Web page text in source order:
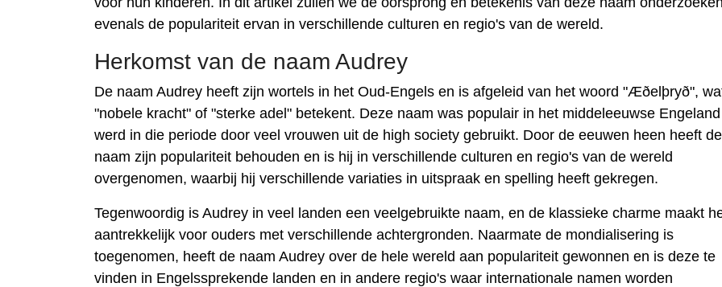
evenals de populariteit ervan in verschillende culturen en regio's van de wereld.
Herkomst van de naam Audrey
De naam Audrey heeft zijn wortels in het Oud-Engels en is afgeleid van het woord "Æðelþryð",
"nobele kracht" of "sterke adel" betekent. Deze naam was populair in het middeleeuwse
werd in die periode door veel vrouwen uit de high society gebruikt. Door de eeuwen heen heeft de
naam zijn populariteit behouden en is hij in verschillende culturen en regio's van de wereld
overgenomen, waarbij hij verschillende variaties in uitspraak en spelling heeft gekregen.
Tegenwoordig is Audrey in veel landen een veelgebruikte naam, en de klassieke charme maakt
aantrekkelijk voor ouders met verschillende achtergronden. Naarmate de mondialisering is
toegenomen, heeft de naam Audrey over de hele wereld aan populariteit gewonnen en is deze te
vinden in Engelssprekende landen en in andere regio's waar internationale namen worden